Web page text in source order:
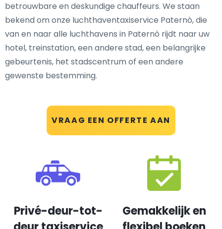
VRAAG EEN OFFERTE AAN
betrouwbare en deskundige chauffeurs. We staan
bekend om onze luchthaventaxiservice Paternò, die
van en naar alle luchthavens in Paternò rijdt naar uw
hotel, treinstation, een andere stad, een belangrijke
gebeurtenis, het stadscentrum of een andere
gewenste bestemming.
Privé-deur-tot-
Gemakkelijk en